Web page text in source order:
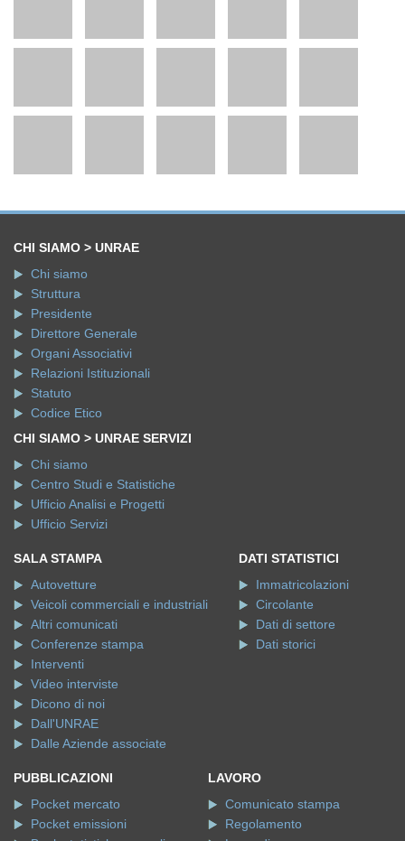
CHI SIAMO > UNRAE
Chi siamo
Struttura
Presidente
Direttore Generale
Organi Associativi
Relazioni Istituzionali
Statuto
Codice Etico
CHI SIAMO > UNRAE SERVIZI
Chi siamo
Centro Studi e Statistiche
Ufficio Analisi e Progetti
Ufficio Servizi
SALA STAMPA
Autovetture
Veicoli commerciali e industriali
Altri comunicati
Conferenze stampa
Interventi
Video interviste
Dicono di noi
Dall'UNRAE
Dalle Aziende associate
DATI STATISTICI
Immatricolazioni
Circolante
Dati di settore
Dati storici
PUBBLICAZIONI
Pocket mercato
Pocket emissioni
LAVORO
Comunicato stampa
Regolamento